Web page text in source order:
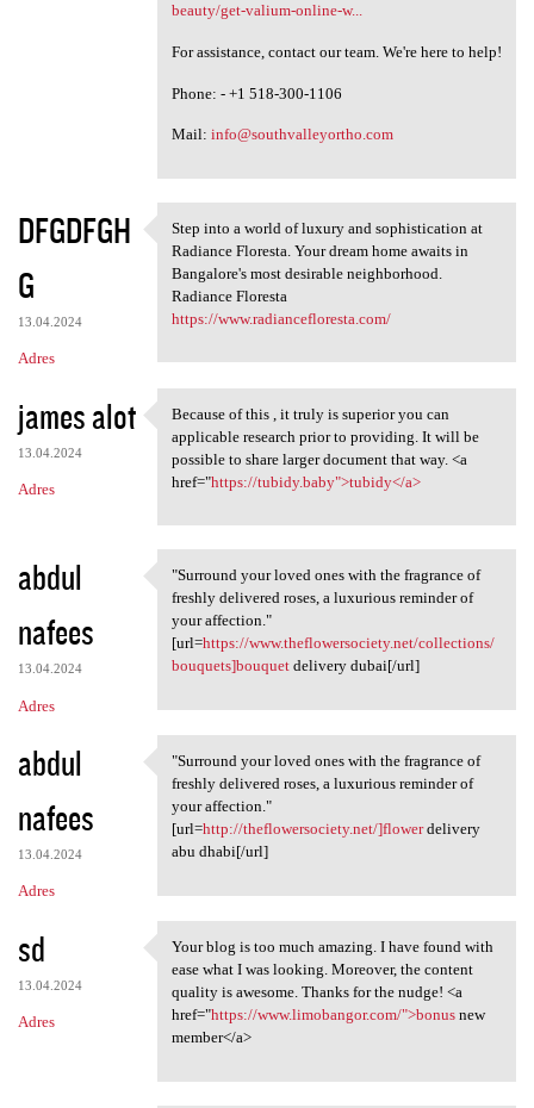
beauty/get-valium-online-w...
For assistance, contact our team. We're here to help!
Phone: - +1 518-300-1106
Mail: info@southvalleyortho.com
DFGDFGH
G
13.04.2024
Adres
Step into a world of luxury
Step into a world of luxury and sophistication at
Radiance Floresta. Your dream home awaits in
Bangalore's most desirable neighborhood.
Radiance Floresta
https://www.radiancefloresta.com/
james alot
13.04.2024
Adres
Because of this , it truly is
Because of this , it truly is superior you can
applicable research prior to providing. It will be
possible to share larger document that way. <a
href="https://tubidy.baby">tubidy</a>
abdul
nafees
13.04.2024
Adres
"Surround your loved ones
"Surround your loved ones with the fragrance of
freshly delivered roses, a luxurious reminder of
your affection."
[url=https://www.theflowersociety.net/collections/
bouquets]bouquetdelivery dubai[/url]
abdul
nafees
13.04.2024
Adres
"Surround your loved ones
"Surround your loved ones with the fragrance of
freshly delivered roses, a luxurious reminder of
your affection."
[url=http://theflowersociety.net/]flowerdelivery
abu dhabi[/url]
sd
13.04.2024
Adres
Your blog is too much amazing
Your blog is too much amazing. I have found with
ease what I was looking. Moreover, the content
quality is awesome. Thanks for the nudge! <a
href="https://www.limobangor.com/">bonusnew
member</a>